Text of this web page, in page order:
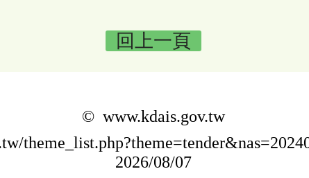
回上一頁
© www.kdais.gov.tw
2026/08/07